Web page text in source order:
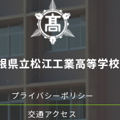
県立松江工業高等学校
プライバシーポリシー
交通アクセス